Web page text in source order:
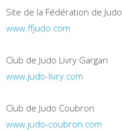
Site de la Fédération de Judo
www.ffjudo.com
Club de Judo Livry Gargan
www.judo-livry.com
Club de Judo Coubron
www.judo-coubron.com